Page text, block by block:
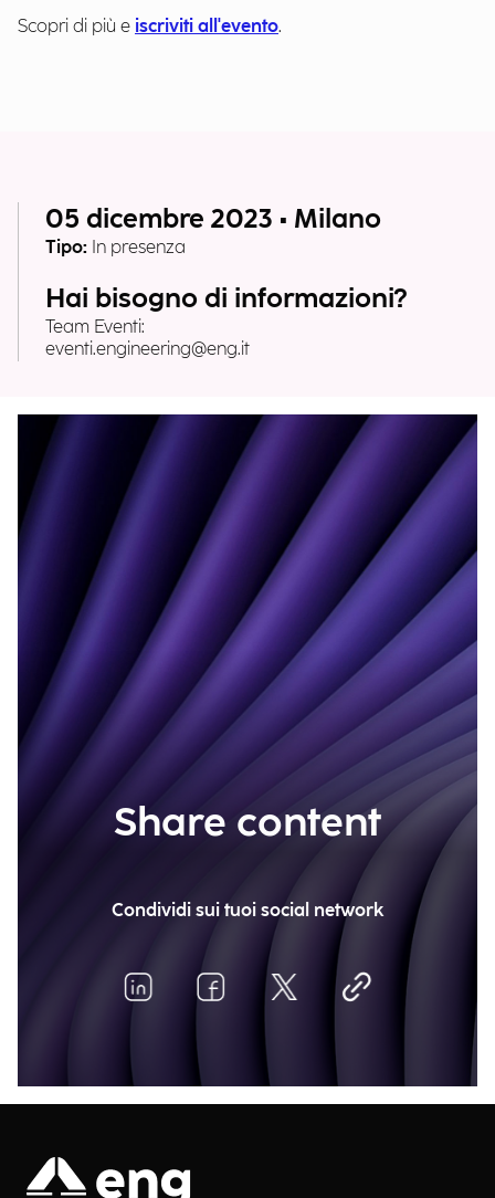
Scopri di più e iscriviti all'evento.
05 dicembre 2023 • Milano
Tipo: In presenza
Hai bisogno di informazioni?
Team Eventi:
eventi.engineering@eng.it
Share content
Condividi sui tuoi social network